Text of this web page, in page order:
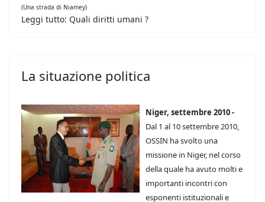
(Una strada di Niamey)
Leggi tutto: Quali diritti umani ?
La situazione politica
Niger, settembre 2010 -
Dal 1 al 10 settembre 2010,
OSSIN ha svolto una
missione in Niger, nel corso
della quale ha avuto molti e
importanti incontri con
esponenti istituzionali e